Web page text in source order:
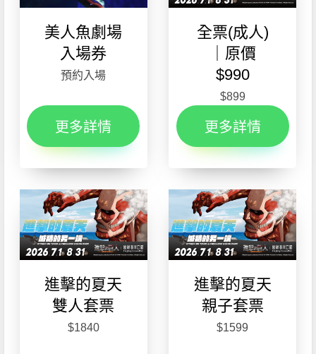
美人魚劇場
入場券
預約入場
更多詳情
全票(成人)
｜原價
$990
$899
更多詳情
進擊的夏天
雙人套票
$1840
進擊的夏天
親子套票
$1599